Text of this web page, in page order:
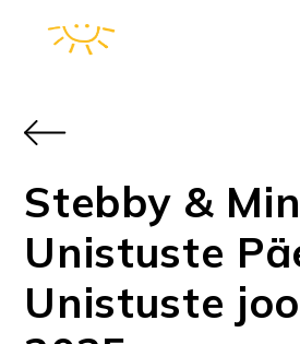
Stebby &
Unistuste
Unistuste